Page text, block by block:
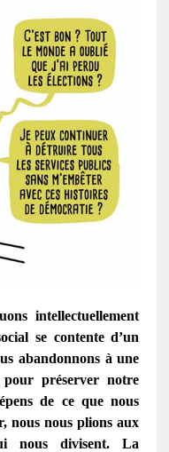
intellectuellement
se contente d’un
abandonnons à une
pour préserver notre
de ce que nous
nous nous plions aux
nous divisent. La